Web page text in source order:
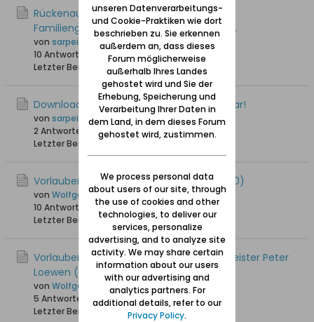
Rückenau und Johann Handtke -
Familiengeschichtliche Einblicke ins 18. Jh.
von sarpei
10 Antworten
11.720 Hits0 Likes
Letzter Beitrag
26.01.2023, 20:34
Download des Marienau-Buches verfügbar!
von sarpei
2 Antworten
12.508 Hits0 Likes
Letzter Beitrag
24.04.2021, 20:10
Vorlaubenhaus Froes - Driedger (Hof Nr. 10)
von Wolfgang
10 Antworten
20.617 Hits0 Likes
Letzter Beitrag
06.02.2019, 15:42
Vorlaubenhaus Ziemers - Bruggs / Baumeister Peter
Loewen (Hof Nr.17)
von Wolfgang
5 Antworten
21.581 Hits0 Likes
Letzter Beitrag
17.11.2017, 08:13
unseren Datenverarbeitungs-
und Cookie-Praktiken wie dort
beschrieben zu. Sie erkennen
außerdem an, dass dieses
Forum möglicherweise
außerhalb Ihres Landes
gehostet wird und Sie der
Erhebung, Speicherung und
Verarbeitung Ihrer Daten in
dem Land, in dem dieses Forum
gehostet wird, zustimmen.
We process personal data
about users of our site, through
the use of cookies and other
technologies, to deliver our
services, personalize
advertising, and to analyze site
activity. We may share certain
information about our users
with our advertising and
analytics partners. For
additional details, refer to our
Privacy Policy.